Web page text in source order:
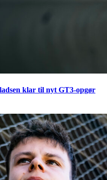
klar til nyt GT3-opgør